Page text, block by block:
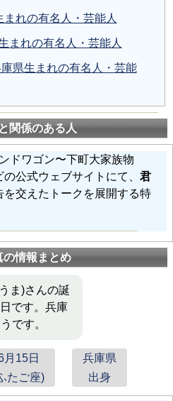
れの有名人・芸能人
まれの有名人・芸能人
県生まれの有名人・芸能
関係のある人
ドワゴン〜下町大家族物
公式ウェブサイトにて、 君
を交えたトークを展開する特
の情報まとめ
ま)さんの誕
です。兵庫
です。
月15日
たご座)
兵庫県
出身